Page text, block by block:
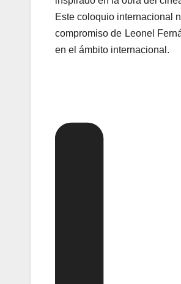
Este coloquio internacional
compromiso de Leonel
en el ámbito internacional.